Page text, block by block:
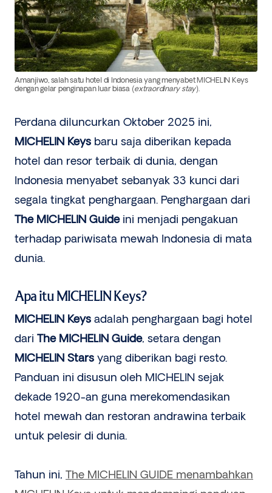
Amanjiwo, salah satu hotel di Indonesia yang menyabet MICHELIN Keys
dengan gelar penginapan luar biasa (extraordinary stay).
Perdana diluncurkan Oktober 2025 ini,
MICHELIN Keys baru saja diberikan kepada
hotel dan resor terbaik di dunia, dengan
Indonesia menyabet sebanyak 33 kunci dari
segala tingkat penghargaan. Penghargaan dari
The MICHELIN Guideini menjadi pengakuan
terhadap pariwisata mewah Indonesia di mata
dunia.
Apa itu MICHELIN Keys?
MICHELIN Keys adalah penghargaan bagi hotel
dari The MICHELIN Guide, setara dengan
MICHELIN Stars yang diberikan bagi resto.
Panduan ini disusun oleh MICHELIN sejak
dekade 1920-an guna merekomendasikan
hotel mewah dan restoran andrawina terbaik
untuk pelesir di dunia.
Tahun ini, The MICHELIN GUIDE menambahkan